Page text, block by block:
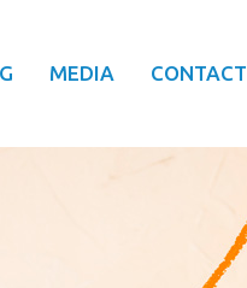
MEDIA CONTACT